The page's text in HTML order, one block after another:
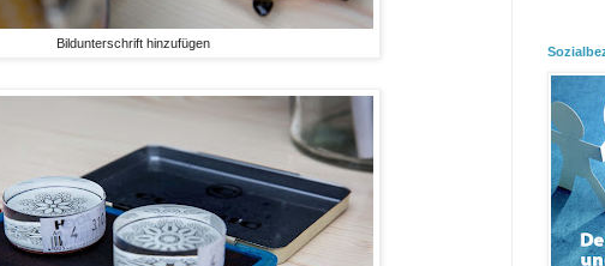
Bildunterschrift hinzufügen